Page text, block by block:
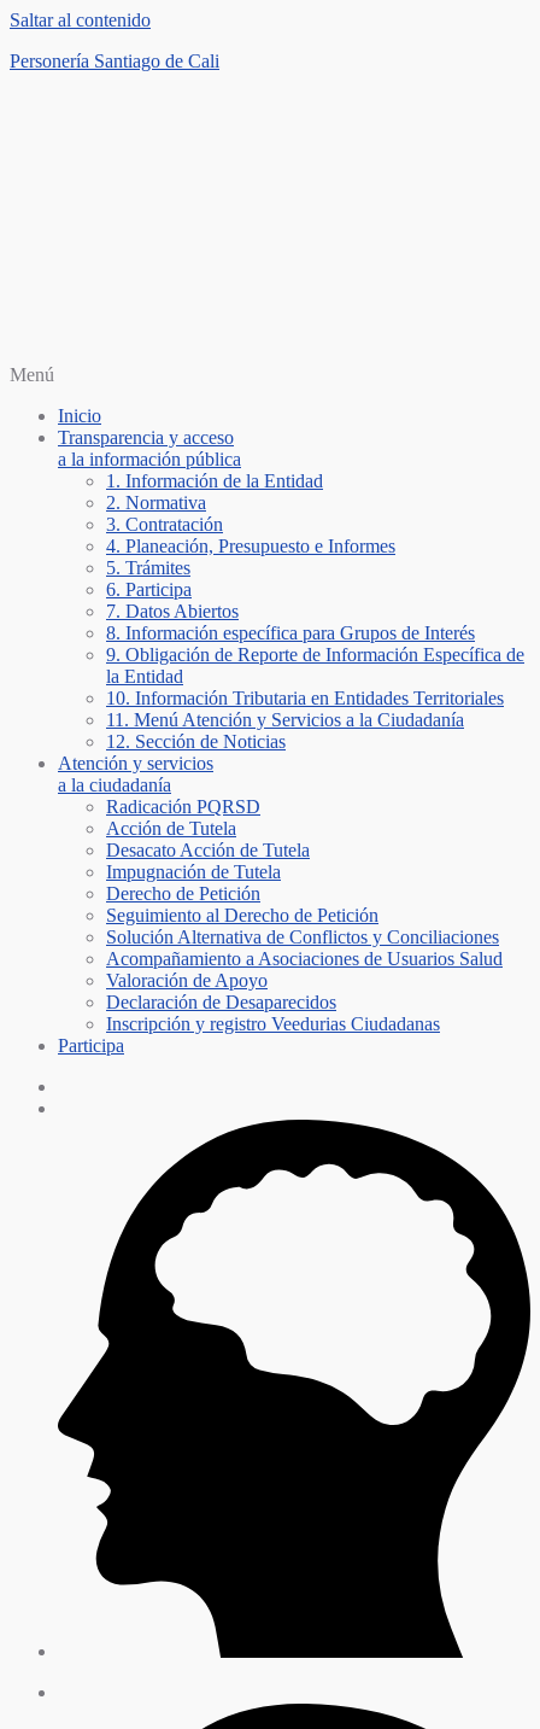
Saltar al contenido
Personería Santiago de Cali
Menú
Inicio
Transparencia y acceso
a la información pública
1. Información de la Entidad
2. Normativa
3. Contratación
4. Planeación, Presupuesto e Informes
5. Trámites
6. Participa
7. Datos Abiertos
8. Información específica para Grupos de Interés
9. Obligación de Reporte de Información Específica de
la Entidad
10. Información Tributaria en Entidades Territoriales
11. Menú Atención y Servicios a la Ciudadanía
12. Sección de Noticias
Atención y servicios
a la ciudadanía
Radicación PQRSD
Acción de Tutela
Desacato Acción de Tutela
Impugnación de Tutela
Derecho de Petición
Seguimiento al Derecho de Petición
Solución Alternativa de Conflictos y Conciliaciones
Acompañamiento a Asociaciones de Usuarios Salud
Valoración de Apoyo
Declaración de Desaparecidos
Inscripción y registro Veedurias Ciudadanas
Participa